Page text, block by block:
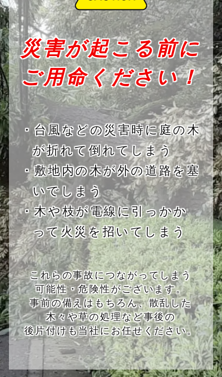
災害が起こる前に
ご用命ください！
・台風などの災害時に庭の木
が折れて倒れてしまう
・敷地内の木が外の道路を塞
いでしまう
・木や枝が電線に引っかか
って火災を招いてしまう
これらの事故につながってしまう
可能性・危険性がございます。
事前の備えはもちろん、散乱した
木々や草の処理など事後の
後片付けも当社にお任せください。